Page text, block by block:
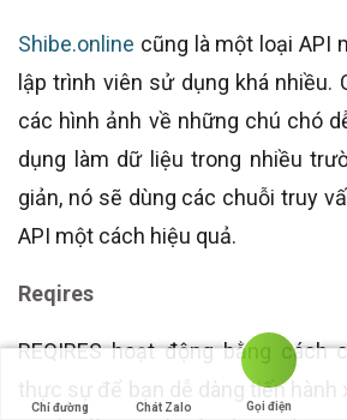
Shibe.online cũng là một loại API
lập trình viên sử dụng khá nhiều.
các hình ảnh về những chú chó
dụng làm dữ liệu trong nhiều
giản, nó sẽ dùng các chuỗi truy
API một cách hiệu quả.
Reqires
REQIRES hoạt động bằng cách
thực sự để bạn dễ dàng tiến hành
Chỉ đường Chát Zalo Gọi điện